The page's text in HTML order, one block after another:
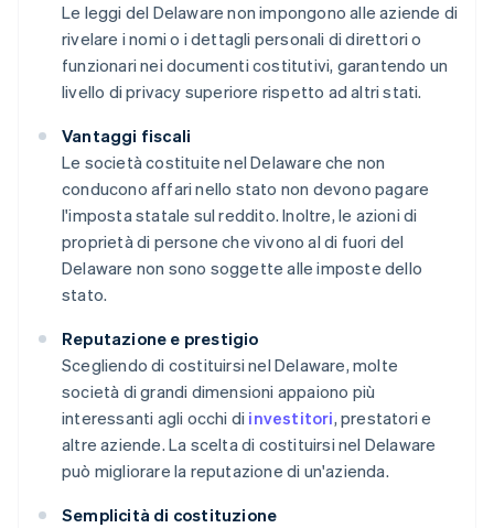
Le leggi del Delaware non impongono alle aziende di
rivelare i nomi o i dettagli personali di direttori o
funzionari nei documenti costitutivi, garantendo un
livello di privacy superiore rispetto ad altri stati.
Vantaggi fiscali
Le società costituite nel Delaware che non
conducono affari nello stato non devono pagare
l'imposta statale sul reddito. Inoltre, le azioni di
proprietà di persone che vivono al di fuori del
Delaware non sono soggette alle imposte dello
stato.
Reputazione e prestigio
Scegliendo di costituirsi nel Delaware, molte
società di grandi dimensioni appaiono più
interessanti agli occhi di investitori, prestatori e
altre aziende. La scelta di costituirsi nel Delaware
può migliorare la reputazione di un'azienda.
Semplicità di costituzione